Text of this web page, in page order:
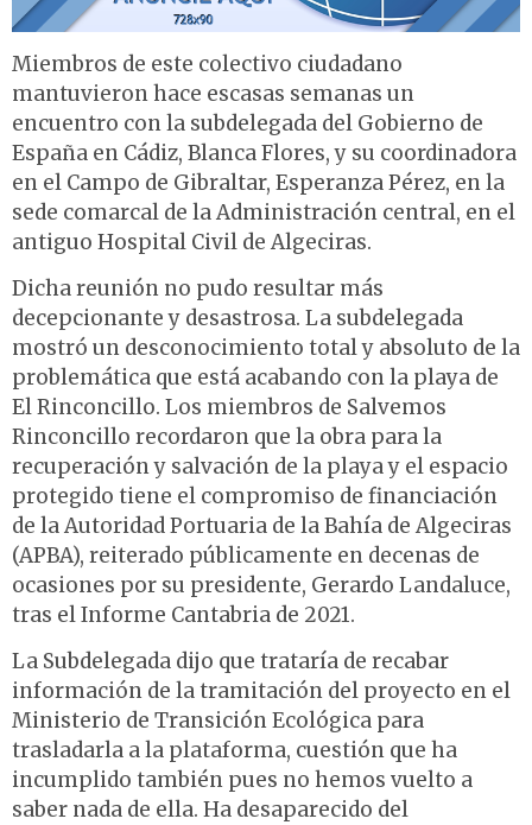
Miembros de este colectivo ciudadano
mantuvieron hace escasas semanas un
encuentro con la subdelegada del Gobierno de
España en Cádiz, Blanca Flores, y su coordinadora
en el Campo de Gibraltar, Esperanza Pérez, en la
sede comarcal de la Administración central, en el
antiguo Hospital Civil de Algeciras.
Dicha reunión no pudo resultar más
decepcionante y desastrosa. La subdelegada
mostró un desconocimiento total y absoluto de la
problemática que está acabando con la playa de
El Rinconcillo. Los miembros de Salvemos
Rinconcillo recordaron que la obra para la
recuperación y salvación de la playa y el espacio
protegido tiene el compromiso de financiación
de la Autoridad Portuaria de la Bahía de Algeciras
(APBA), reiterado públicamente en decenas de
ocasiones por su presidente, Gerardo Landaluce,
tras el Informe Cantabria de 2021.
La Subdelegada dijo que trataría de recabar
información de la tramitación del proyecto en el
Ministerio de Transición Ecológica para
trasladarla a la plataforma, cuestión que ha
incumplido también pues no hemos vuelto a
saber nada de ella. Ha desaparecido del